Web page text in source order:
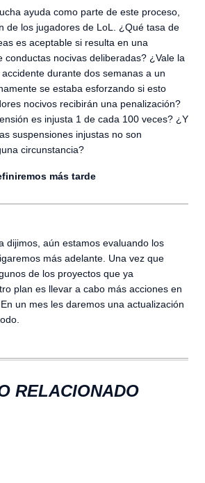
ayuda como parte de este proceso,
de los jugadores de LoL. ¿Qué tasa de
es aceptable si resulta en una
conductas nocivas deliberadas? ¿Vale la
durante dos semanas a un
se estaba esforzando si esto
nocivos recibirán una penalización?
es injusta 1 de cada 100 veces? ¿Y
suspensiones injustas no son
circunstancia?
más tarde
dijimos, aún estamos evaluando los
más adelante. Una vez que
de los proyectos que ya
plan es llevar a cabo más acciones en
un mes les daremos una actualización
RELACIONADO